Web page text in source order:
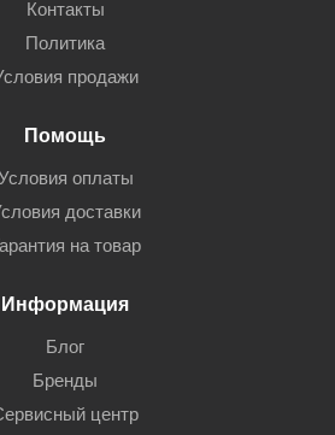
Контакты
Политика
продажи
Помощь
оплаты
доставки
на товар
Информация
Блог
Бренды
центр